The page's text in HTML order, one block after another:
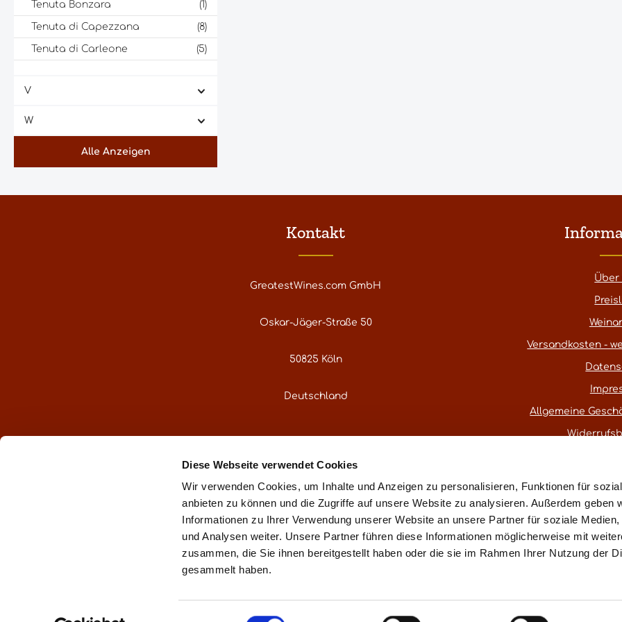
Diese Webseite verwendet Cookies
Wir verwenden Cookies, um Inhalte und Anzeigen zu personalisieren, Funktionen für
anbieten zu können und die Zugriffe auf unsere Website zu analysieren. Außerdem geben
Informationen zu Ihrer Verwendung unserer Website an unsere Partner für soziale Medien,
und Analysen weiter. Unsere Partner führen diese Informationen möglicherweise mit
zusammen, die Sie ihnen bereitgestellt haben oder die sie im Rahmen Ihrer Nutzung der
gesammelt haben.
Einwilligungsauswahl
(1)
Tenuta Bonzara
(8)
Tenuta di Capezzana
(5)
Tenuta di Carleone
(2)
Tenuta di Nozzole
(1)
Tenuta Friggiali - Pietranera
Tenuta Le Potazzine
V
W
Alle Anzeigen
Kontakt
GreatestWines.com GmbH
Oskar-Jäger-Straße 50
50825 Köln
Deutschland
Oder über unser Kontaktformular.
Über
Versandkosten -
Allgemeine
* Alle Preise inkl. gesetzl. Mehrwertsteuer
** gemäß § 25a UStG ohne Ausweis der Mehrwertsteuer
Made with love in Cologne